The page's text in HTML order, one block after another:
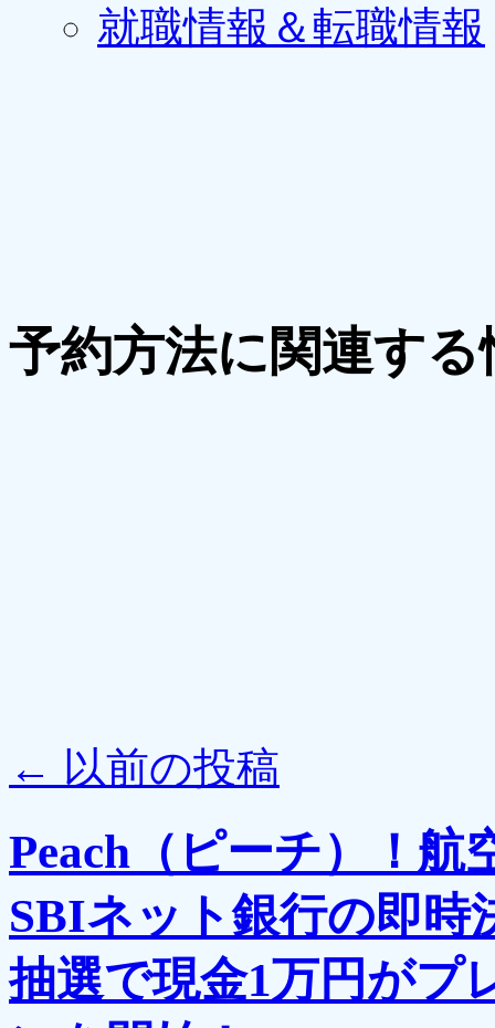
就職情報＆転職情報
予約方法に関連する
← 以前の投稿
Peach（ピーチ）！航
SBIネット銀行の即時
抽選で現金1万円がプ